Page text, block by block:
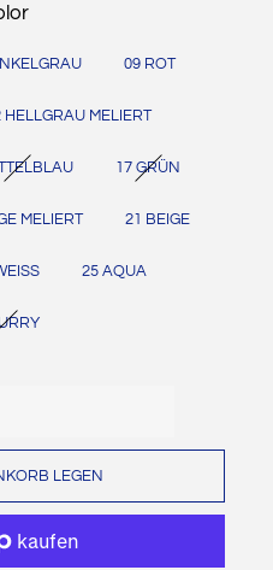
09 ROT
HELLGRAU MELIERT
17 GRÜN
MELIERT 21 BEIGE
25 AQUA
LEGEN